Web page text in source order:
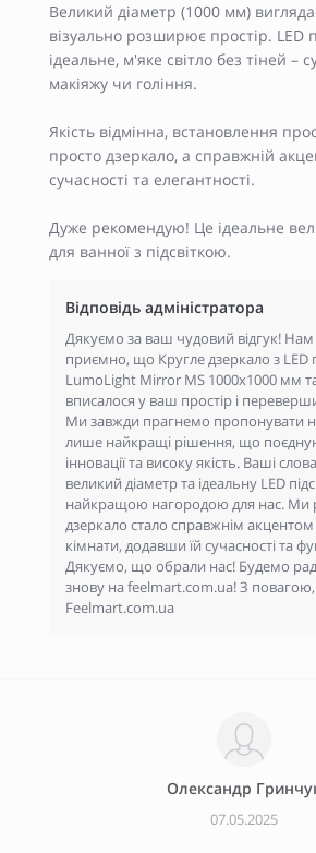
Великий діаметр (1000 мм)
візуально розширює простір. LED
ідеальне, м'яке світло без тіней –
макіяжу чи гоління.
Якість відмінна, встановлення
просто дзеркало, а справжній
сучасності та елегантності.
Дуже рекомендую! Це ідеальне
для ванної з підсвіткою.
Відповідь адміністратора
Дякуємо за ваш чудовий відгук!
приємно, що Кругле дзеркало з LED
LumoLight Mirror MS 1000x1000 мм
вписалося у ваш простір і
Ми завжди прагнемо пропонувати
лише найкращі рішення, що
інновації та високу якість. Ваші
великий діаметр та ідеальну LED
найкращою нагородою для нас. Ми
дзеркало стало справжнім
кімнати, додавши їй сучасності та
Дякуємо, що обрали нас! Будемо раді
знову на feelmart.com.ua! З
Feelmart.com.ua
Олександр
07.05.2025